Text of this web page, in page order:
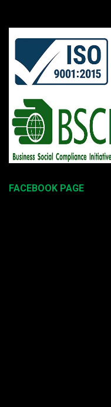
FACEBOOK PAGE